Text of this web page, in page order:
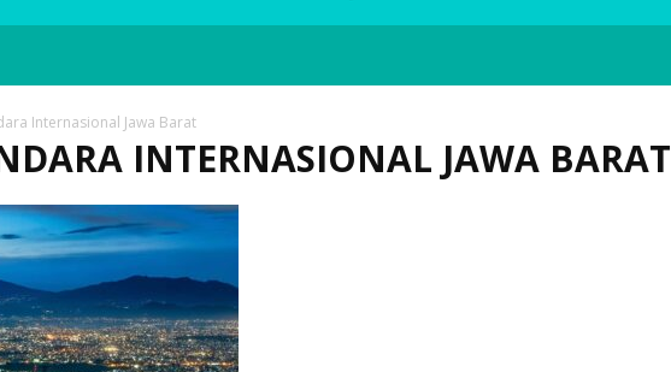
Internasional Jawa Barat
INTERNASIONAL JAWA BARAT